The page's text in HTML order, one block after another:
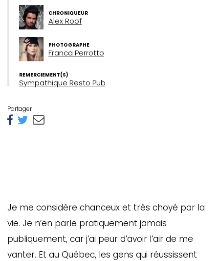
CHRONIQUEUR
Alex Roof
PHOTOGRAPHE
Franca Perrotto
REMERCIEMENT(S)
Sympathique Resto Pub
Partager
Je me considère chanceux et très choyé par la
vie. Je n’en parle pratiquement jamais
publiquement, car j’ai peur d’avoir l’air de me
vanter. Et au Québec, les gens qui réussissent